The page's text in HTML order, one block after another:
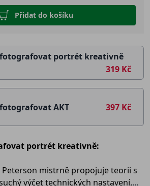
Přidat do košíku
fotografovat portrét kreativně
319 Kč
AKT 397 Kč
portrét kreativně:
Peterson mistrně propojuje teorii s
výčet technických nastavení,